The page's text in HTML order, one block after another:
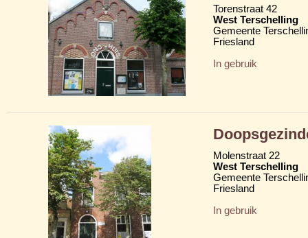
Torenstraat 42
West Terschelling
Gemeente
Friesland
In gebruik
Molenstraat 22
West Terschelling
Gemeente
Friesland
In gebruik